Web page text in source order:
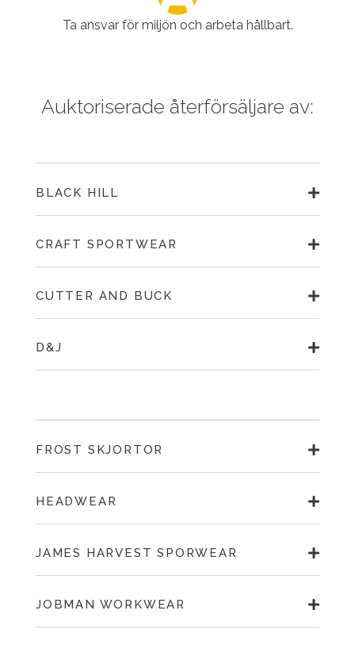
Ta ansvar för miljön och arbeta hållbart.
Auktoriserade återförsäljare av:
BLACK HILL
CRAFT SPORTWEAR
CUTTER AND BUCK
D&J
FROST SKJORTOR
HEADWEAR
JAMES HARVEST SPORWEAR
JOBMAN WORKWEAR